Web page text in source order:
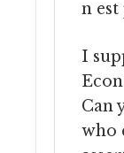
n est
I suppose you have a degree in
Can
who